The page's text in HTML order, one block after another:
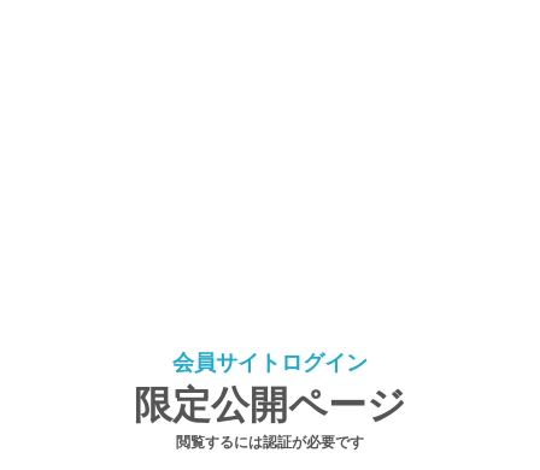
会員サイトログイン
限定公開ページ
閲覧するには認証が必要です